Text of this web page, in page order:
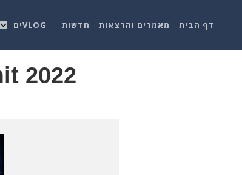
דף הבית מאמרים והרצאות חדשות VLOGים
2022